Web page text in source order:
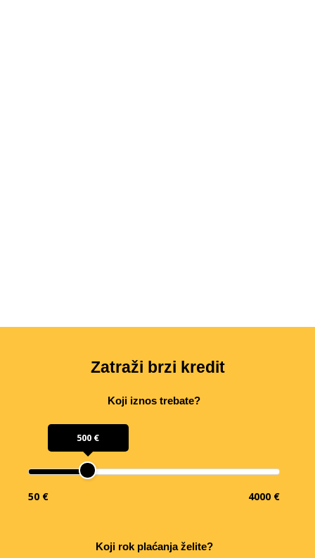
Zatraži brzi kredit
Koji iznos trebate?
500 €
50 € 4000 €
Koji rok plaćanja želite?